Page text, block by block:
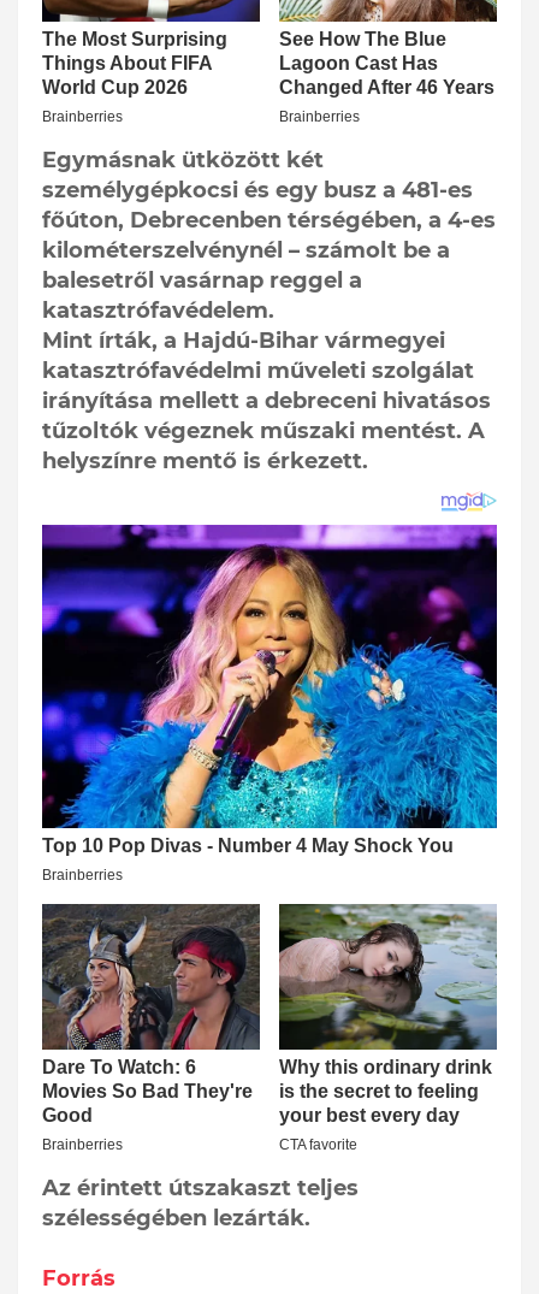
Egymásnak ütközött két
személygépkocsi és egy busz a 481-es
főúton, Debrecenben térségében, a 4-es
kilométerszelvénynél – számolt be a
balesetről vasárnap reggel a
katasztrófavédelem.
Mint írták, a Hajdú-Bihar vármegyei
katasztrófavédelmi műveleti szolgálat
irányítása mellett a debreceni hivatásos
tűzoltók végeznek műszaki mentést. A
helyszínre mentő is érkezett.
Az érintett útszakaszt teljes
szélességében lezárták.
Forrás